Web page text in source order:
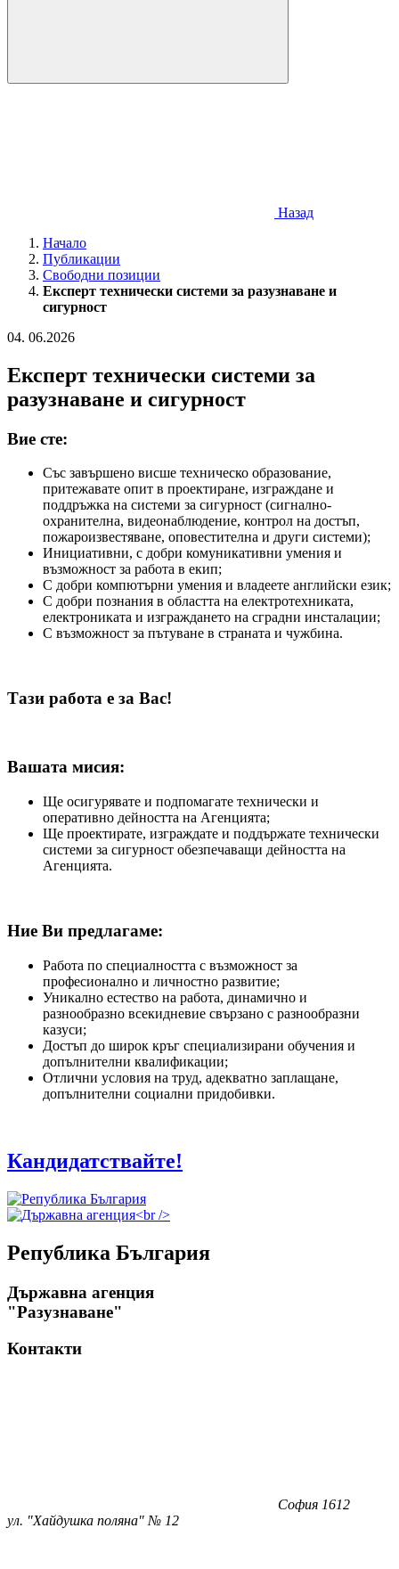
Назад
Начало
Публикации
Свободни позиции
Експерт технически системи за разузнаване и
сигурност
04. 06.2026
Експерт технически системи за
разузнаване и сигурност
Вие сте:
Със завършено висше техническо образование,
притежавате опит в проектиране, изграждане и
поддръжка на системи за сигурност (сигнално-
охранителна, видеонаблюдение, контрол на достъп,
пожароизвестяване, оповестителна и други системи);
Инициативни, с добри комуникативни умения и
възможност за работа в екип;
С добри компютърни умения и владеете английски език;
С добри познания в областта на електротехниката,
електрониката и изграждането на сградни инсталации;
С възможност за пътуване в страната и чужбина.
Тази работа е за Вас!
Вашата мисия:
Ще осигурявате и подпомагате технически и
оперативно дейността на Агенцията;
Ще проектирате, изграждате и поддържате технически
системи за сигурност обезпечаващи дейността на
Агенцията.
Ние Ви предлагаме:
Работа по специалността с възможност за
професионално и личностно развитие;
Уникално естество на работа, динамично и
разнообразно всекидневие свързано с разнообразни
казуси;
Достъп до широк кръг специализирани обучения и
допълнителни квалификации;
Отлични условия на труд, адекватно заплащане,
допълнителни социални придобивки.
Кандидатствайте!
Република България
Държавна агенция
"Разузнаване"
Контакти
София 1612
ул. "Хайдушка поляна" № 12